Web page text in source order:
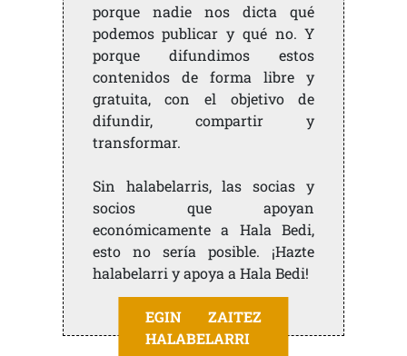
porque nadie nos dicta qué
podemos publicar y qué no. Y
porque difundimos estos
contenidos de forma libre y
gratuita, con el objetivo de
difundir, compartir y
transformar.
Sin halabelarris, las socias y
socios que apoyan
económicamente a Hala Bedi,
esto no sería posible. ¡Hazte
halabelarri y apoya a Hala Bedi!
EGIN ZAITEZ
HALABELARRI